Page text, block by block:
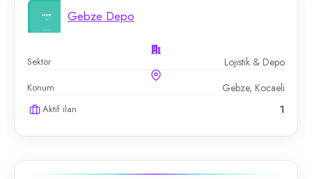
Gebze Depo
Sektör Lojistik & Depo
Konum Gebze, Kocaeli
Aktif ilan 1